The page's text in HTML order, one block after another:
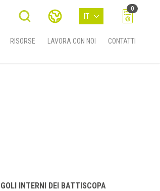
IT
0
RISORSE LAVORA CON NOI CONTATTI
INTERNI DEI BATTISCOPA